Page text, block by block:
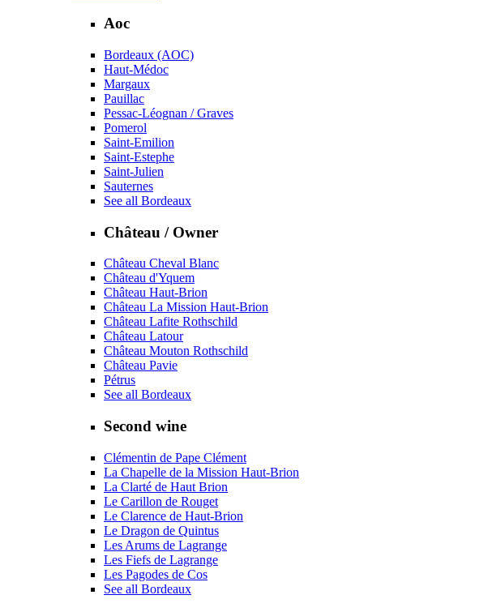
Aoc
Bordeaux (AOC)
Haut-Médoc
Margaux
Pauillac
Pessac-Léognan / Graves
Pomerol
Saint-Emilion
Saint-Estephe
Saint-Julien
Sauternes
See all Bordeaux
Château / Owner
Château Cheval Blanc
Château d'Yquem
Château Haut-Brion
Château La Mission Haut-Brion
Château Lafite Rothschild
Château Latour
Château Mouton Rothschild
Château Pavie
Pétrus
See all Bordeaux
Second wine
Clémentin de Pape Clément
La Chapelle de la Mission Haut-Brion
La Clarté de Haut Brion
Le Carillon de Rouget
Le Clarence de Haut-Brion
Le Dragon de Quintus
Les Arums de Lagrange
Les Fiefs de Lagrange
Les Pagodes de Cos
See all Bordeaux